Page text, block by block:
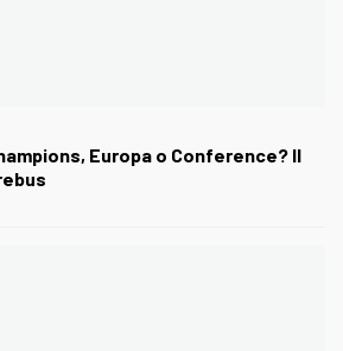
Europa o Conference? Il